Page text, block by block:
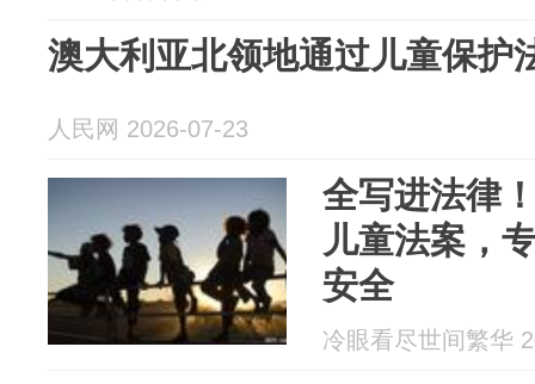
澳大利亚北领地通过儿童保护
人民网 2026-07-23
全写进法律
儿童法案，
安全
冷眼看尽世间繁华